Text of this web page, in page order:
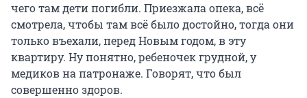
чего там дети погибли. Приезжала опека, всё
смотрела, чтобы там всё было достойно, тогда они
только въехали, перед Новым годом, в эту
квартиру. Ну понятно, ребеночек грудной, у
медиков на патронаже. Говорят, что был
совершенно здоров.